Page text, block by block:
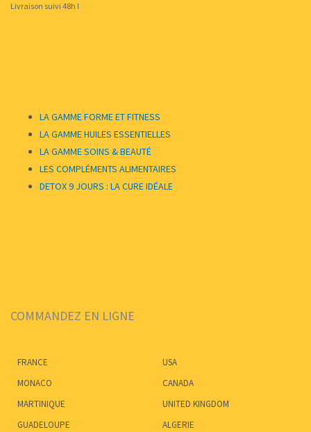
Livraison suivi 48h !
LA GAMME FORME ET FITNESS
LA GAMME HUILES ESSENTIELLES
LA GAMME SOINS & BEAUTÉ
LES COMPLÉMENTS ALIMENTAIRES
DETOX 9 JOURS : LA CURE IDÉALE
COMMANDEZ EN LIGNE
FRANCE
MONACO
MARTINIQUE
GUADELOUPE
USA
CANADA
UNITED KINGDOM
ALGERIE